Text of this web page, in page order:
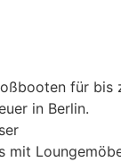
für bis
in Berlin.
mit